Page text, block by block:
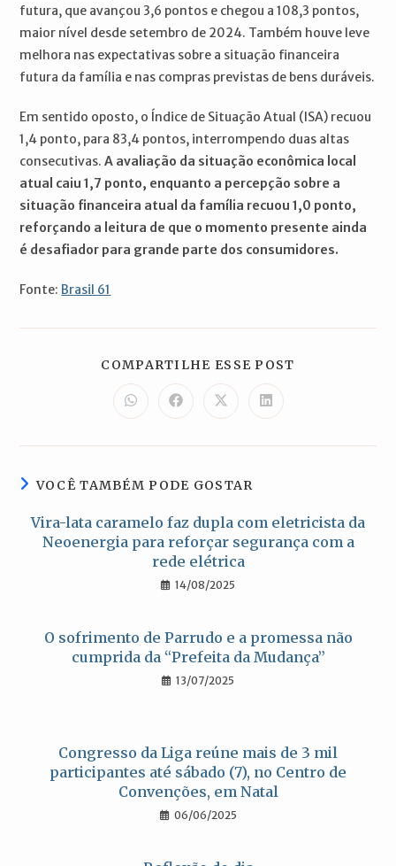
futura, que avançou 3,6 pontos e chegou a 108,3 pontos,
maior nível desde setembro de 2024. Também houve leve
melhora nas expectativas sobre a situação financeira
futura da família e nas compras previstas de bens duráveis.
Em sentido oposto, o Índice de Situação Atual (ISA) recuou
1,4 ponto, para 83,4 pontos, interrompendo duas altas
consecutivas.A avaliação da situação econômica local
atual caiu 1,7 ponto, enquanto a percepção sobre a
situação financeira atual da família recuou 1,0 ponto,
reforçando a leitura de que o momento presente ainda
é desafiador para grande parte dos consumidores.
Fonte: Brasil 61
COMPARTILHE ESSE POST
Abre
em
nova
Abre
em
nova
Abre
em
nova
Abre
em
nova
VOCÊ TAMBÉM PODE GOSTAR
Vira-lata caramelo faz dupla com eletricista da
Neoenergia para reforçar segurança com a
rede elétrica
14/08/2025
O sofrimento de Parrudo e a promessa não
cumprida da “Prefeita da Mudança”
13/07/2025
Congresso da Liga reúne mais de 3 mil
participantes até sábado (7), no Centro de
Convenções, em Natal
06/06/2025